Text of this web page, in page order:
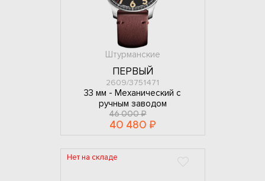
Штурманские
ПЕРВЫЙ
2609/3751471
33 мм - Механический с
ручным заводом
46 000 ₽
40 480 ₽
Нет на складе